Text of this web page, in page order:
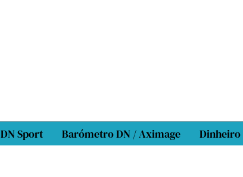
DN Sport Barómetro DN / Aximage Dinheiro